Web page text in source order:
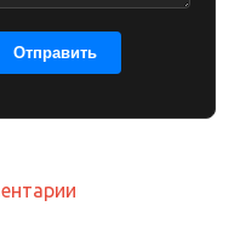
Отправить